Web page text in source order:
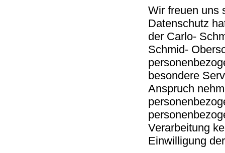
Wir freuen uns
Datenschutz
der Carlo-
Schmid-
besondere
Anspruch
Verarbeitung
Einwilligung